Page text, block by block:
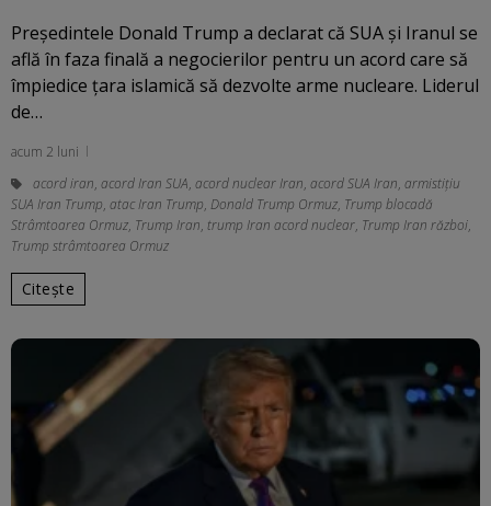
Președintele Donald Trump a declarat că SUA și Iranul se
află în faza finală a negocierilor pentru un acord care să
împiedice ţara islamică să dezvolte arme nucleare. Liderul
de…
acum 2 luni
acord iran, acord Iran SUA, acord nuclear Iran, acord SUA Iran, armistițiu
SUA Iran Trump, atac Iran Trump, Donald Trump Ormuz, Trump blocadă
Strâmtoarea Ormuz, Trump Iran, trump Iran acord nuclear, Trump Iran război,
Trump strâmtoarea Ormuz
Citește